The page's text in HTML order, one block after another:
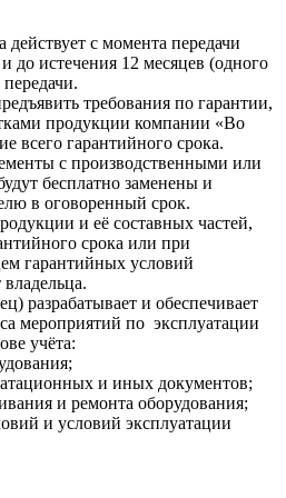
действует с момента передачи
до истечения 12 месяцев (одного
требования по гарантии,
продукции компании «Во
всего гарантийного срока.
с производственными или
бесплатно заменены и
в оговоренный срок.
и её составных частей,
срока или при
гарантийных условий
владельца.
разрабатывает и обеспечивает
мероприятий по эксплуатации
учёта:
и иных документов;
и ремонта оборудования;
и условий эксплуатации